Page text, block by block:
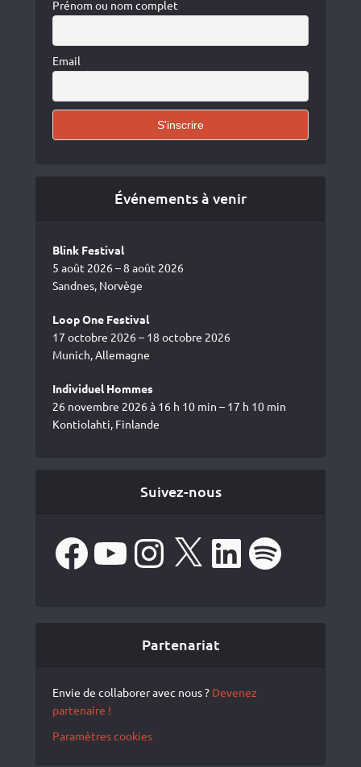
Prénom ou nom complet
Email
Événements à venir
Blink Festival
5 août 2026 – 8 août 2026
Sandnes, Norvège
Loop One Festival
17 octobre 2026 – 18 octobre 2026
Munich, Allemagne
Individuel Hommes
26 novembre 2026 à 16 h 10 min – 17 h 10 min
Kontiolahti, Finlande
Suivez-nous
Facebook Instagram LinkedIn Spotify
Partenariat
Envie de collaborer avec nous ? Devenez
partenaire !
Paramètres cookies